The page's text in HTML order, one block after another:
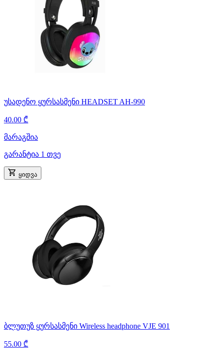
უსადენო ყურსასმენი HEADSET AH-990
40.00 ₾
მარაგშია
გარანტია 1 თვე
ყიდვა
ბლუთუზ ყურსასმენი Wireless headphone VJE 901
55.00 ₾